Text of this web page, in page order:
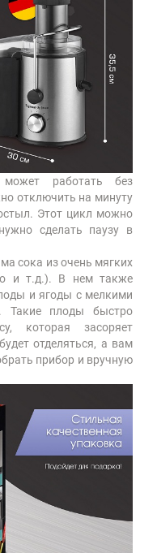
работать без
отключить на минуту
Этот цикл можно
сделать паузу в
сока из очень мягких
и т.д.). В нем также
и ягоды с мелкими
Такие плоды быстро
которая засоряет
отделяться, а вам
прибор и вручную